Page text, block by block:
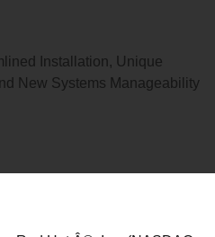
Installation, Unique
New Systems Manageability